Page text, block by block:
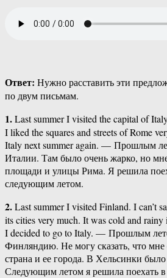
Ответ: Нужно расставить эти
по двум письмам.
1.Last summer I visited the capital of
I liked the squares and streets of Rome
Italy next summer again. — Прошлым
Италии. Там было очень жарко, но
площади и улицы Рима. Я решила
следующим летом.
2.Last summer I visited Finland. I can’t
its cities very much. It was cold and
I decided to go to Italy. — Прошлым
Финляндию. Не могу сказать, что мне
страна и ее города. В Хельсинки
Следующим летом я решила поехать